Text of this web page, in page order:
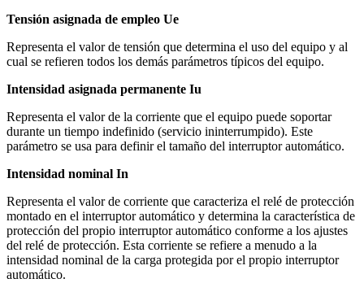
Tensión asignada de empleo Ue
Representa el valor de tensión que determina el uso del equipo y al
cual se refieren todos los demás parámetros típicos del equipo.
Intensidad asignada permanente Iu
Representa el valor de la corriente que el equipo puede soportar
durante un tiempo indefinido (servicio ininterrumpido). Este
parámetro se usa para definir el tamaño del interruptor automático.
Intensidad nominal In
Representa el valor de corriente que caracteriza el relé de protección
montado en el interruptor automático y determina la característica de
protección del propio interruptor automático conforme a los ajustes
del relé de protección. Esta corriente se refiere a menudo a la
intensidad nominal de la carga protegida por el propio interruptor
automático.